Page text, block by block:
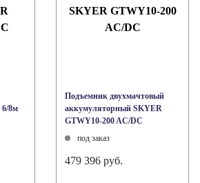
6/8м
Подъемник двухмачтовый
аккумуляторный SKYER
GTWY10-200 AC/DC
под заказ
479 396 руб.